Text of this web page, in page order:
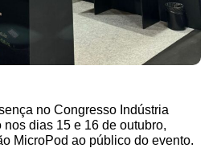
no Congresso Indústria
dias 15 e 16 de outubro,
MicroPod ao público do evento.